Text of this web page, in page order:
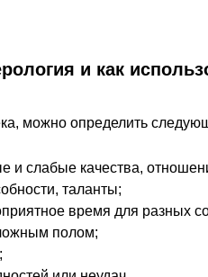
и как
можно определить
и слабые качества,
таланты;
время для разных
полом;